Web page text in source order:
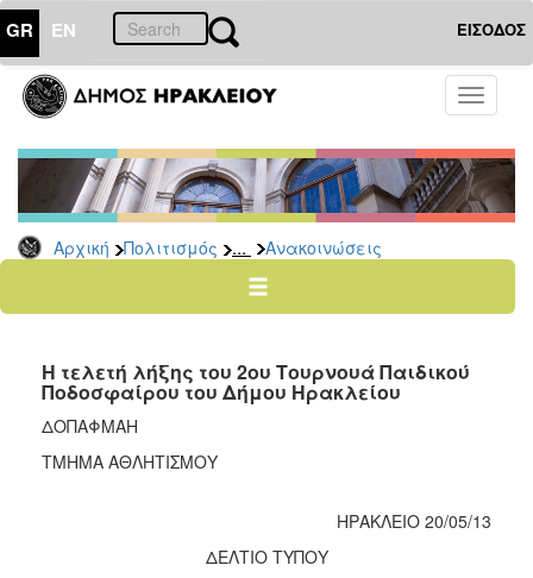
GR EN ΕΙΣΟΔΟΣ
Toggle
Αρχική Πολιτισμός ... Ανακοινώσεις
ΠΟΛΙΤΙΣΜΟΣ
Ποδήλατα
ΤΟΠΟΣ
ΔΗΜΟΣ
ΠΟΛΗ
Η τελετή λήξης του 2ου Τουρνουά Παιδικού
Ποδοσφαίρου του Δήμου Ηρακλείου
ΔΟΠΑΦΜΑΗ
ΤΜΗΜΑ ΑΘΛΗΤΙΣΜΟΥ
ΗΡΑΚΛΕΙΟ 20/05/13
ΔΕΛΤΙΟ ΤΥΠΟΥ